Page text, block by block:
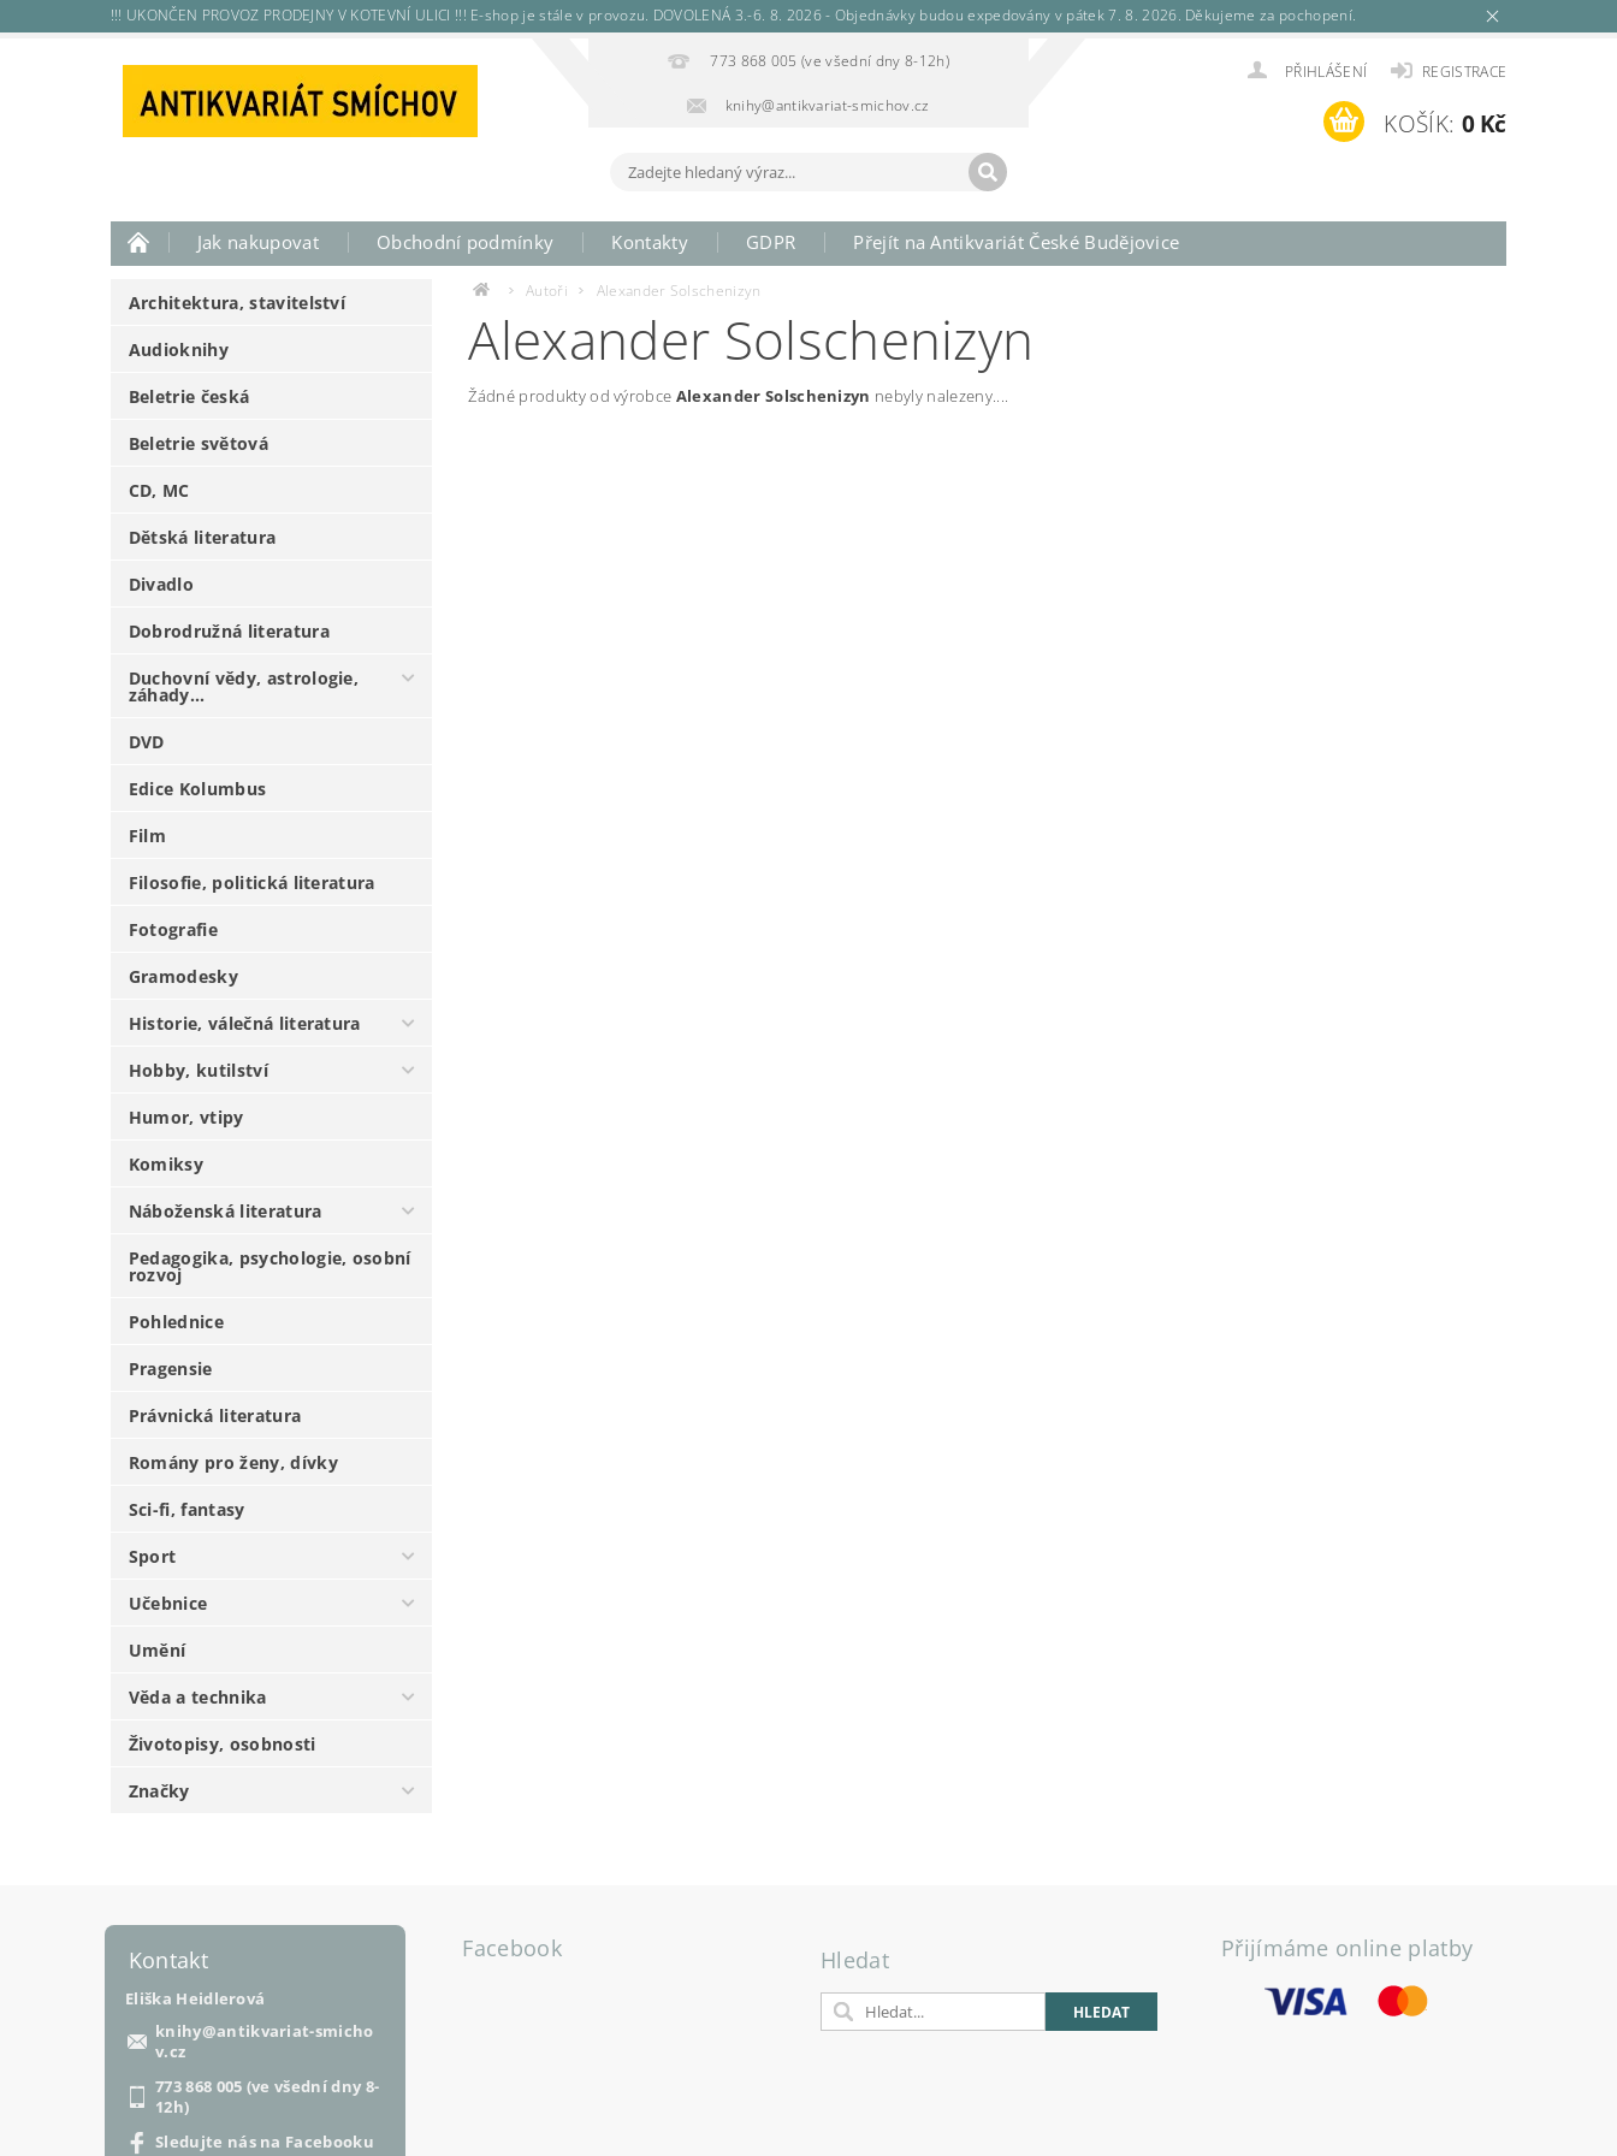
!!! UKONČEN PROVOZ PRODEJNY V KOTEVNÍ ULICI !!! E-shop je stále v provozu. DOVOLENÁ 3.-6. 8. 2026 - Objednávky budou expedovány v pátek 7. 8. 2026. Děkujeme za pochopení.
773 868 005 (ve všední dny 8-12h)
knihy@antikvariat-smichov.cz
PŘIHLÁŠENÍ REGISTRACE
KOŠÍK: 0 Kč
Jak nakupovat Obchodní podmínky Kontakty GDPR Přejít na Antikvariát České Budějovice
Architektura, stavitelství
Audioknihy
Beletrie česká
Beletrie světová
CD, MC
Dětská literatura
Divadlo
Dobrodružná literatura
Duchovní vědy, astrologie,
záhady...
DVD
Edice Kolumbus
Film
Filosofie, politická literatura
Fotografie
Gramodesky
Historie, válečná literatura
Hobby, kutilství
Humor, vtipy
Komiksy
Náboženská literatura
Pedagogika, psychologie, osobní
rozvoj
Pohlednice
Pragensie
Právnická literatura
Romány pro ženy, dívky
Sci-fi, fantasy
Sport
Učebnice
Umění
Věda a technika
Životopisy, osobnosti
Značky
Autoři Alexander Solschenizyn
Alexander Solschenizyn
Žádné produkty od výrobce Alexander Solschenizyn nebyly nalezeny....
Kontakt
Eliška Heidlerová
knihy@antikvariat-smicho
v.cz
773 868 005 (ve všední dny 8-
12h)
Sledujte nás na Facebooku
Facebook Hledat Přijímáme online platby